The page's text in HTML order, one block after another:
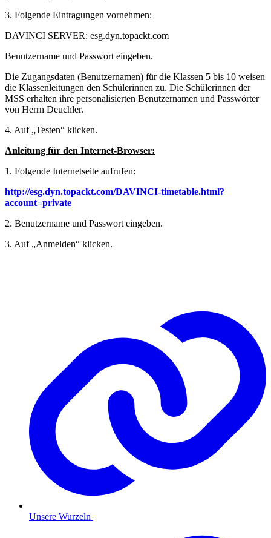
3. Folgende Eintragungen vornehmen:
DAVINCI SERVER: esg.dyn.topackt.com
Benutzername und Passwort eingeben.
Die Zugangsdaten (Benutzernamen) für die Klassen 5 bis 10 weisen
die Klassenleitungen den Schülerinnen zu. Die Schülerinnen der
MSS erhalten ihre personalisierten Benutzernamen und Passwörter
von Herrn Deuchler.
4. Auf „Testen“ klicken.
Anleitung für den Internet-Browser:
1. Folgende Internetseite aufrufen:
http://esg.dyn.topackt.com/DAVINCI-timetable.html?
account=private
2. Benutzername und Passwort eingeben.
3. Auf „Anmelden“ klicken.
Unsere Wurzeln